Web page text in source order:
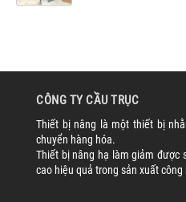
CÔNG TY CẦU TRỤC
Thiết bị nâng là một thiết bị
chuyển hàng hóa.
Thiết bị nâng hạ làm giảm được
cao hiệu quả trong sản xuất công